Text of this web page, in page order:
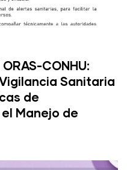
CONHU:
Sanitaria
de
Manejo de